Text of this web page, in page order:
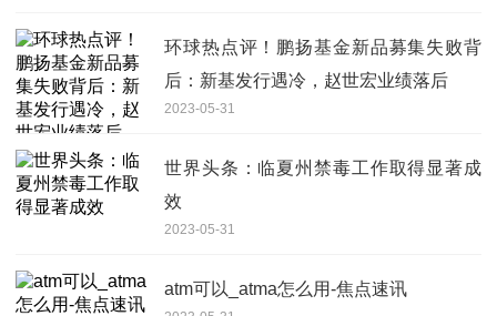
环球热点评！鹏扬基金新品募集失败背
后：新基发行遇冷，赵世宏业绩落后
2023-05-31
世界头条：临夏州禁毒工作取得显著成
效
2023-05-31
atm可以_atma怎么用-焦点速讯